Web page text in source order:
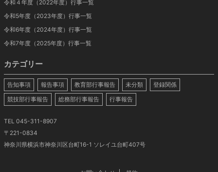
令和４年度（2022年度）行事一覧
令和5年度（2023年度）行事一覧
令和6年度（2024年度）行事一覧
令和7年度（2025年度）行事一覧
カテゴリー
告知事項 報告事項 教育部行事報告 未分類
登録関係
競技部行事報告
総務部行事報告 行事報告
TEL 045-311-8907
〒221-0834
神奈川県横浜市神奈川区台町16-1 ソレイユ台町407号